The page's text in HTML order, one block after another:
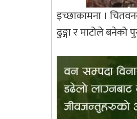
इच्छाकामना ।
ढुङ्गा र माटोले बनेको